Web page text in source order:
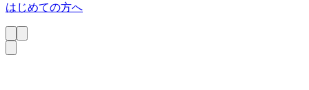
はじめての方へ